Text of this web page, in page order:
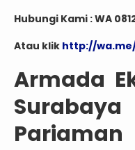
Hubungi Kami : WA
Atau klik http://wa.me/
Armada
Pariaman